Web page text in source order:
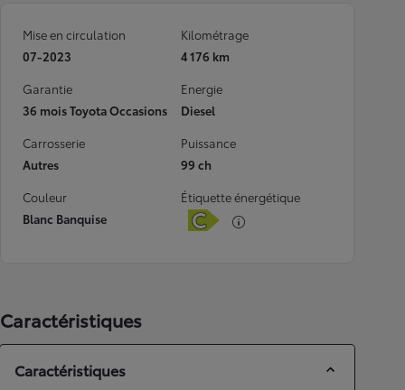
Mise en circulation
07-2023
Kilométrage
4 176 km
Garantie
36 mois Toyota Occasions
Energie
Diesel
Carrosserie
Autres
Puissance
99 ch
Couleur
Blanc Banquise
Étiquette énergétique
Caractéristiques
Caractéristiques